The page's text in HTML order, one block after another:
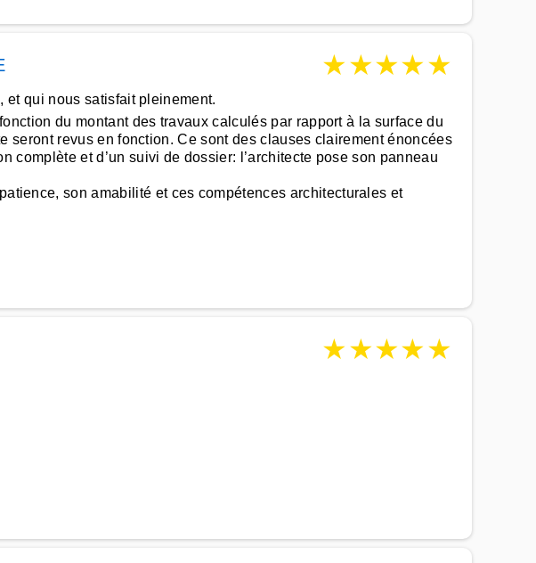
★★★★★
et qui nous satisfait pleinement.
du montant des travaux calculés par rapport à la surface du
seront revus en fonction. Ce sont des clauses clairement énoncées
complète et d’un suivi de dossier: l’architecte pose son panneau
son amabilité et ces compétences architecturales et
★★★★★